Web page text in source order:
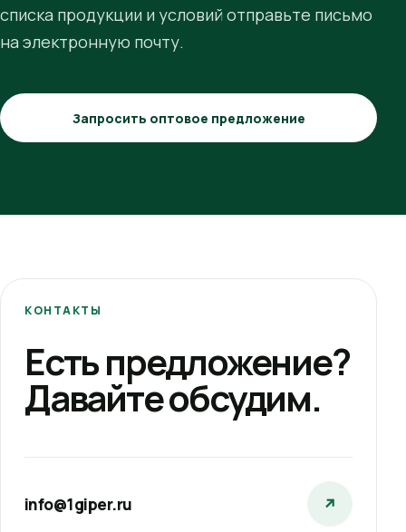
списка продукции и условий отправьте письмо
на электронную почту.
Запросить оптовое предложение
КОНТАКТЫ
Есть предложение?
Давайте обсудим.
info@1giper.ru ↗